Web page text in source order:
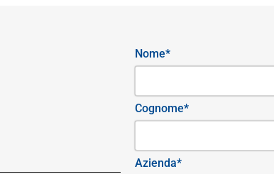
Nome*
Cognome*
Azienda*